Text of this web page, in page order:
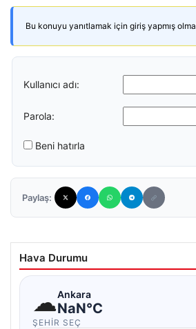
Bu konuyu yanıtlamak için giriş yapmış
Kullanıcı adı:
Parola:
Beni hatırla
Paylaş:
Hava Durumu
☁Ankara
NaN°C
ŞEHIR SEÇ